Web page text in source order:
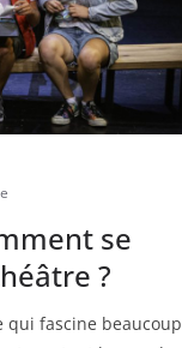
se
?
qui fascine beaucoup